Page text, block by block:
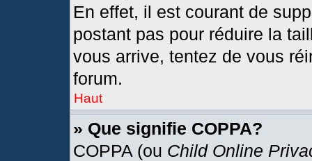
En effet, il est courant de
postant pas pour réduire la
vous arrive, tentez de vous
forum.
Haut
» Que signifie COPPA?
COPPA (ou Child Online